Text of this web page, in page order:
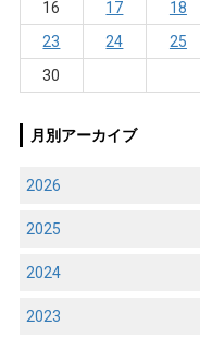
16
17 18
23
24 25
30
月別アーカイブ
2026
2025
2024
2023